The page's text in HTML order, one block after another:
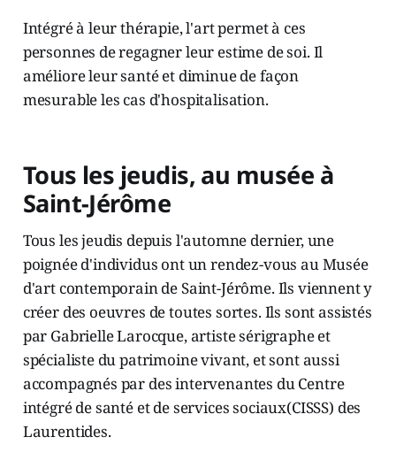
Intégré à leur thérapie, l'art permet à ces
personnes de regagner leur estime de soi. Il
améliore leur santé et diminue de façon
mesurable les cas d'hospitalisation.
Tous les jeudis, au musée à
Saint-Jérôme
Tous les jeudis depuis l'automne dernier, une
poignée d'individus ont un rendez-vous au Musée
d'art contemporain de Saint-Jérôme. Ils viennent y
créer des oeuvres de toutes sortes. Ils sont assistés
par Gabrielle Larocque, artiste sérigraphe et
spécialiste du patrimoine vivant, et sont aussi
accompagnés par des intervenantes du Centre
intégré de santé et de services sociaux(CISSS) des
Laurentides.